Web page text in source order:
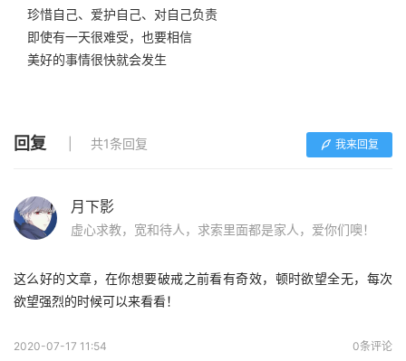
珍惜自己、爱护自己、对自己负责
即使有一天很难受，也要相信
美好的事情很快就会发生
回复 共1条回复 我来回复
月下影
虚心求教，宽和待人，求索里面都是家人，爱你们噢！
这么好的文章，在你想要破戒之前看有奇效，顿时欲望全无，每次
欲望强烈的时候可以来看看！
2020-07-17 11:54 0条评论